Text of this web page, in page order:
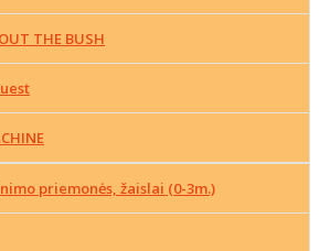
THE BUSH
priemonės, žaislai (0-3m.)